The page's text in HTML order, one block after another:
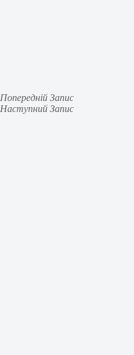
Попередній Запис
Наступний Запис